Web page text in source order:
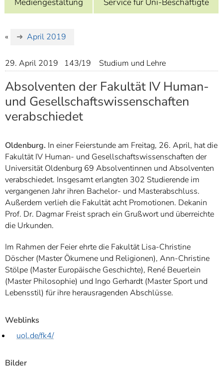
7]
Informationen zur
« April 2019
29. April 2019 143/19 Studium und Lehre
Absolventen der Fakultät IV Human-
und Gesellschaftswissenschaften
verabschiedet
Oldenburg. In einer Feierstunde am Freitag, 26. April, hat die
Fakultät IV Human- und Gesellschaftswissenschaften der
Universität Oldenburg 69 Absolventinnen und Absolventen
verabschiedet. Insgesamt erlangten 302 Studierende im
vergangenen Jahr ihren Bachelor- und Masterabschluss.
Außerdem verlieh die Fakultät acht Promotionen. Dekanin
Prof. Dr. Dagmar Freist sprach ein Grußwort und überreichte
die Urkunden.
Im Rahmen der Feier ehrte die Fakultät Lisa-Christine
Döscher (Master Ökumene und Religionen), Ann-Christine
Stölpe (Master Europäische Geschichte), René Beuerlein
(Master Philosophie) und Ingo Gerhardt (Master Sport und
Lebensstil) für ihre herausragenden Abschlüsse.
Weblinks
uol.de/fk4/
Bilder